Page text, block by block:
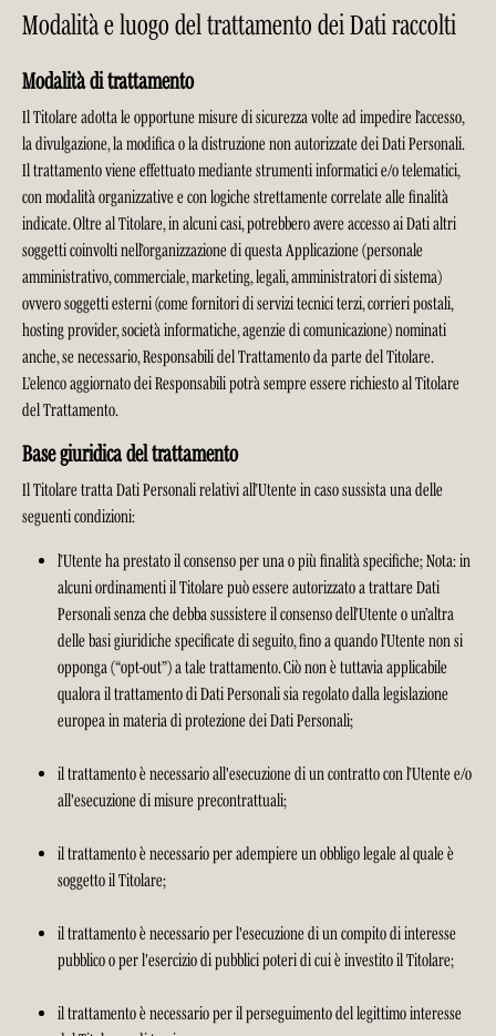
Modalità e luogo del trattamento dei Dati raccolti
Modalità di trattamento
Il Titolare adotta le opportune misure di sicurezza volte ad impedire l’accesso,
la divulgazione, la modifica o la distruzione non autorizzate dei Dati Personali.
Il trattamento viene effettuato mediante strumenti informatici e/o telematici,
con modalità organizzative e con logiche strettamente correlate alle finalità
indicate. Oltre al Titolare, in alcuni casi, potrebbero avere accesso ai Dati altri
soggetti coinvolti nell’organizzazione di questa Applicazione (personale
amministrativo, commerciale, marketing, legali, amministratori di sistema)
ovvero soggetti esterni (come fornitori di servizi tecnici terzi, corrieri postali,
hosting provider, società informatiche, agenzie di comunicazione) nominati
anche, se necessario, Responsabili del Trattamento da parte del Titolare.
L’elenco aggiornato dei Responsabili potrà sempre essere richiesto al Titolare
del Trattamento.
Base giuridica del trattamento
Il Titolare tratta Dati Personali relativi all’Utente in caso sussista una delle
seguenti condizioni:
l’Utente ha prestato il consenso per una o più finalità specifiche; Nota: in
alcuni ordinamenti il Titolare può essere autorizzato a trattare Dati
Personali senza che debba sussistere il consenso dell’Utente o un’altra
delle basi giuridiche specificate di seguito, fino a quando l’Utente non si
opponga (“opt-out”) a tale trattamento. Ciò non è tuttavia applicabile
qualora il trattamento di Dati Personali sia regolato dalla legislazione
europea in materia di protezione dei Dati Personali;
il trattamento è necessario all'esecuzione di un contratto con l’Utente e/o
all'esecuzione di misure precontrattuali;
il trattamento è necessario per adempiere un obbligo legale al quale è
soggetto il Titolare;
il trattamento è necessario per l'esecuzione di un compito di interesse
pubblico o per l'esercizio di pubblici poteri di cui è investito il Titolare;
il trattamento è necessario per il perseguimento del legittimo interesse